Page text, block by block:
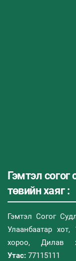
Гэмтэл
төвийн хаяг :
Гэмтэл Согог
Улаанбаатар хот,
хороо, Дилав
Утас: 77115111